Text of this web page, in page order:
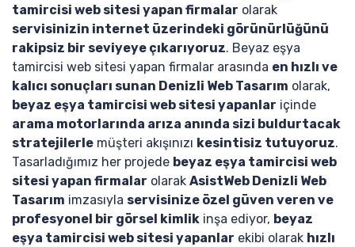
tamircisi web sitesi yapan firmalar olarak
servisinizin internet üzerindeki görünürlüğünü
rakipsiz bir seviyeye çıkarıyoruz. Beyaz eşya
tamircisi web sitesi yapan firmalar arasında en hızlı ve
kalıcı sonuçları sunan Denizli Web Tasarım olarak,
beyaz eşya tamircisi web sitesi yapanlar içinde
arama motorlarında arıza anında sizi buldurtacak
stratejilerle müşteri akışınızı kesintisiz tutuyoruz.
Tasarladığımız her projede beyaz eşya tamircisi web
sitesi yapan firmalar olarak AsistWeb Denizli Web
Tasarım imzasıyla servisinize özel güven veren ve
profesyonel bir görsel kimlik inşa ediyor, beyaz
eşya tamircisi web sitesi yapanlar ekibi olarak hızlı